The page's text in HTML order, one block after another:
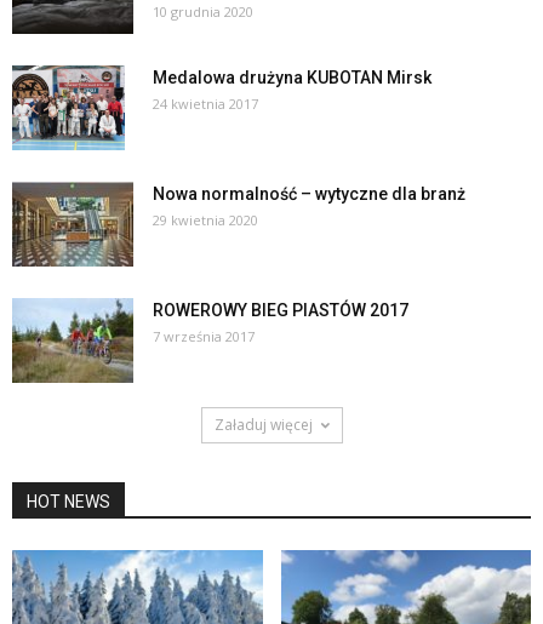
10 grudnia 2020
Medalowa drużyna KUBOTAN Mirsk
24 kwietnia 2017
Nowa normalność – wytyczne dla branż
29 kwietnia 2020
ROWEROWY BIEG PIASTÓW 2017
7 września 2017
Załaduj więcej
HOT NEWS